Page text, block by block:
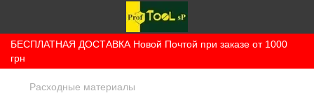
БЕСПЛАТНАЯ ДОСТАВКА Новой Почтой при заказе от 1000
грн
Расходные материалы